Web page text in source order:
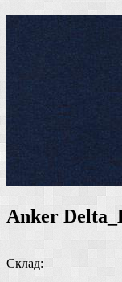
Anker
Склад: